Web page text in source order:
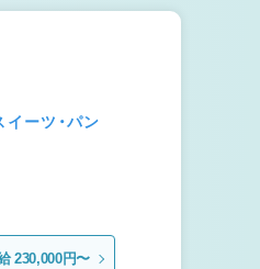
ーツ・パン
230,000円〜